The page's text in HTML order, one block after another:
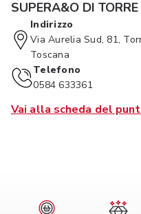
SUPERA&O DI
Indirizzo
Via Aurelia Sud, 81,
Toscana
Telefono
0584 633361
Vai alla scheda del